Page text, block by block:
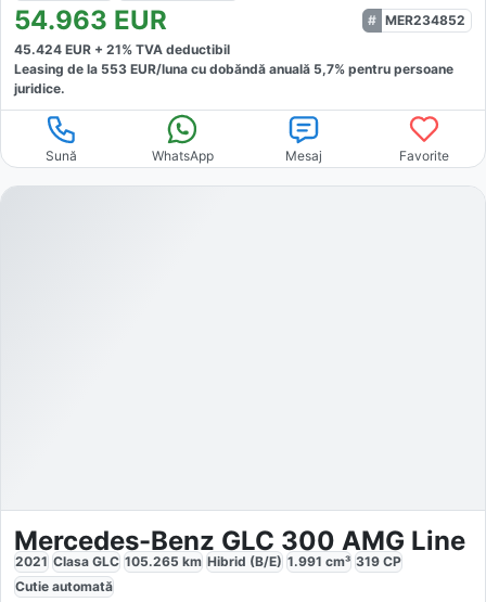
54.963 EUR
MER234852
45.424 EUR + 21% TVA deductibil
Leasing de la 553 EUR/luna cu dobăndă anuală 5,7% pentru persoane
juridice.
Sună WhatsApp Mesaj Favorite
Mercedes-Benz GLC 300 AMG Line
2021 Clasa GLC 105.265 km Hibrid (B/E) 1.991 cm³ 319 CP
Cutie automată